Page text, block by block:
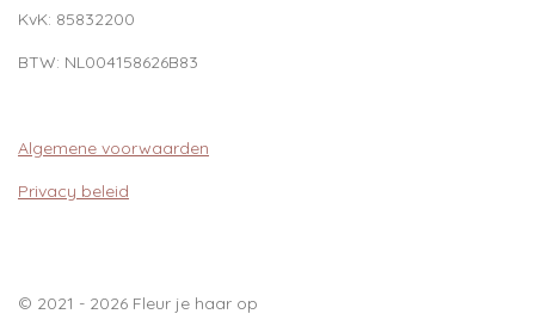
KvK: 85832200
BTW: NL004158626B83
Algemene voorwaarden
Privacy beleid
© 2021 - 2026 Fleur je haar op